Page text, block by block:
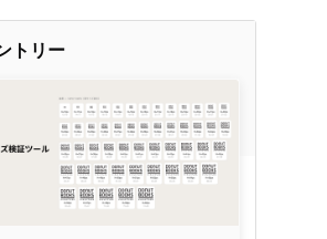
トリー